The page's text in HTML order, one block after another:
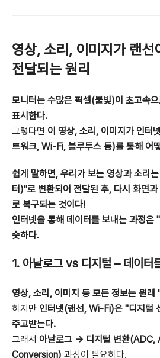
영상, 소리, 이미지가 랜선
전달되는 원리
모니터는 수많은 픽셀(불빛)이 초고속
표시한다.
그렇다면 이 영상, 소리, 이미지가 인터
트워크, Wi-Fi, 블루투스 등)를 통해 어
쉽게 말하면, 우리가 보는 영상과 소리
터)"로 변환되어 전달된 후, 다시 화면
로 복구되는 것이다!
인터넷을 통해 데이터를 보내는 과정은
슷하다.
1. 아날로그 vs 디지털 – 데이터
영상, 소리, 이미지 등 모든 정보는 원래
하지만 인터넷(랜선, Wi-Fi)은 "디지털
주고받는다.
그래서 아날로그 → 디지털 변환
Conversion) 과정이 필요하다.